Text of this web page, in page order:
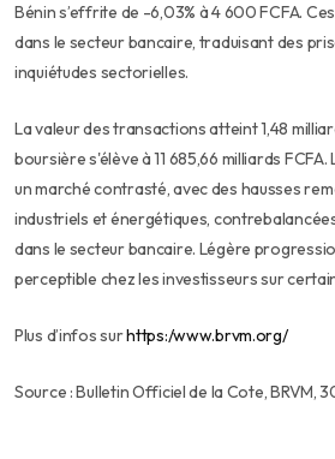
Bénin s’effrite de -6,03% à 4 600 FCFA.
dans le secteur bancaire, traduisant des
inquiétudes sectorielles.
La valeur des transactions atteint 1,48
boursière s'élève à 11 685,66 milliards
un marché contrasté, avec des hausses
industriels et énergétiques,
dans le secteur bancaire. Légère
perceptible chez les investisseurs sur
Plus d’infos surhttps:/www.brvm.org/
Source : Bulletin Officiel de la Cote, BRVM,